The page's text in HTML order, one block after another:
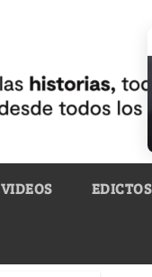
VIDEOS EDICTOS